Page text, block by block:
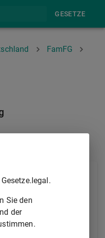
GESETZE
FamFG
in der Sache selbst zu
unter Aufhebung des
des Verfahrens nur
Rechtszugs
in der Sache noch
Sie den
der